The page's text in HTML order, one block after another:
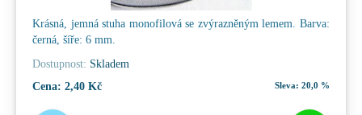
Krásná, jemná stuha monofilová se zvýrazněným lemem. Barva:
černá, šíře: 6 mm.
Dostupnost: Skladem
Cena: 2,40 Kč Sleva: 20,0 %